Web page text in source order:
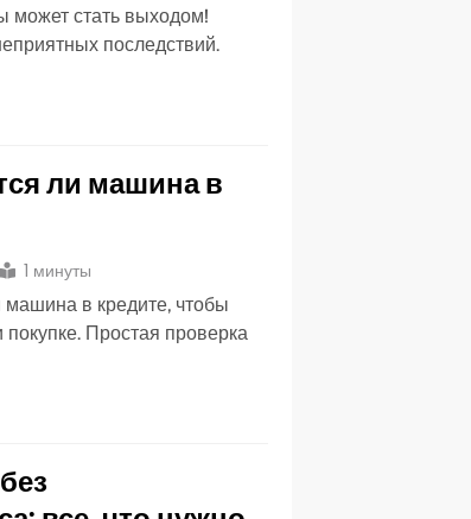
может стать выходом!
последствий.
ли машина в
1 минуты
машина в кредите, чтобы
Простая проверка